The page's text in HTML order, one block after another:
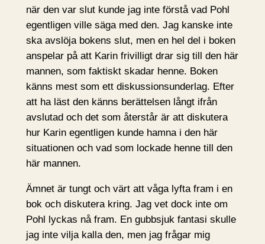
när den var slut kunde jag inte förstå vad Pohl
egentligen ville säga med den. Jag kanske inte
ska avslöja bokens slut, men en hel del i boken
anspelar på att Karin frivilligt drar sig till den här
mannen, som faktiskt skadar henne. Boken
känns mest som ett diskussionsunderlag. Efter
att ha läst den känns berättelsen långt ifrån
avslutad och det som återstår är att diskutera
hur Karin egentligen kunde hamna i den här
situationen och vad som lockade henne till den
här mannen.
Ämnet är tungt och värt att våga lyfta fram i en
bok och diskutera kring. Jag vet dock inte om
Pohl lyckas nå fram. En gubbsjuk fantasi skulle
jag inte vilja kalla den, men jag frågar mig